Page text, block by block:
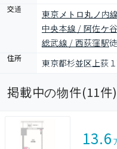
交通 東京メトロ丸ノ内
中央本線 / 阿佐ケ
総武線 / 西荻窪駅
住所 東京都杉並区上荻
掲載中の物件(11件)
13.6